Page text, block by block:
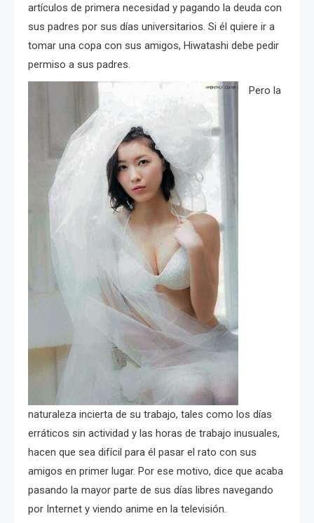
artículos de primera necesidad y pagando la deuda con
sus padres por sus días universitarios. Si él quiere ir a
tomar una copa con sus amigos, Hiwatashi debe pedir
permiso a sus padres.
Pero la
naturaleza incierta de su trabajo, tales como los días
erráticos sin actividad y las horas de trabajo inusuales,
hacen que sea difícil para él pasar el rato con sus
amigos en primer lugar. Por ese motivo, dice que acaba
pasando la mayor parte de sus días libres navegando
por Internet y viendo anime en la televisión.